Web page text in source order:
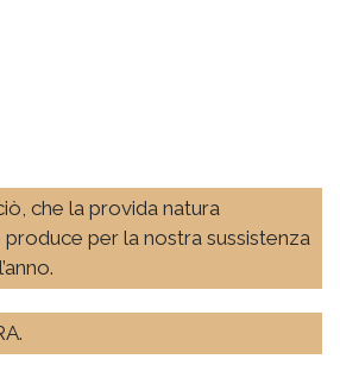
che la provida natura
per la nostra sussistenza